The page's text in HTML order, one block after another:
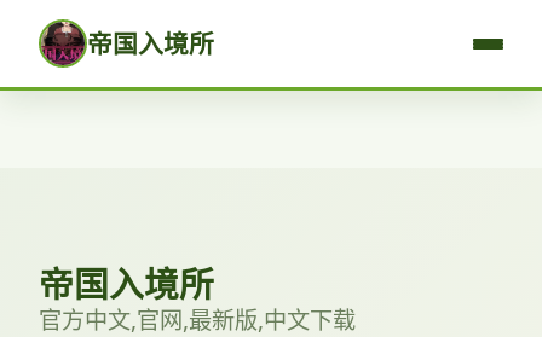
帝国入境所
帝国入境所
官方中文,官网,最新版,中文下载